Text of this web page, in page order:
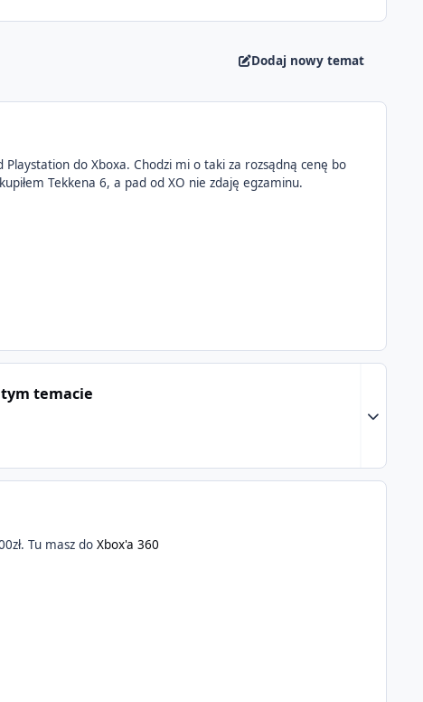
Dodaj nowy temat
Playstation do Xboxa. Chodzi mi o taki za rozsądną cenę bo
Tekkena 6, a pad od XO nie zdaję egzaminu.
temacie
Expand
Tu masz doXbox'a 360